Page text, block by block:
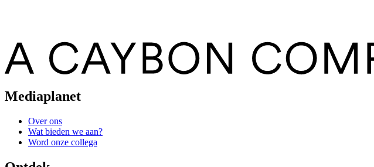
Mediaplanet
Over ons
Wat bieden we aan?
Word onze collega